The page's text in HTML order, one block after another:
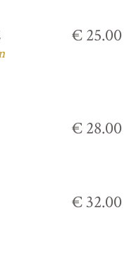
€ 25.00
€ 28.00
€ 32.00